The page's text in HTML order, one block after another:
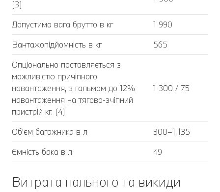
(3)
Допустима вага брутто в кг
1 990
Вантажопідйомність в кг
565
Опціонально поставляється з
можливістю причіпного
навантаження, з гальмом до 12%
навантаження на тягово-зчіпний
пристрій кг. (4)
1 300 / 75
Об'єм багажника в л
300–1 135
Ємність бака в л
49
Витрата пального та викиди